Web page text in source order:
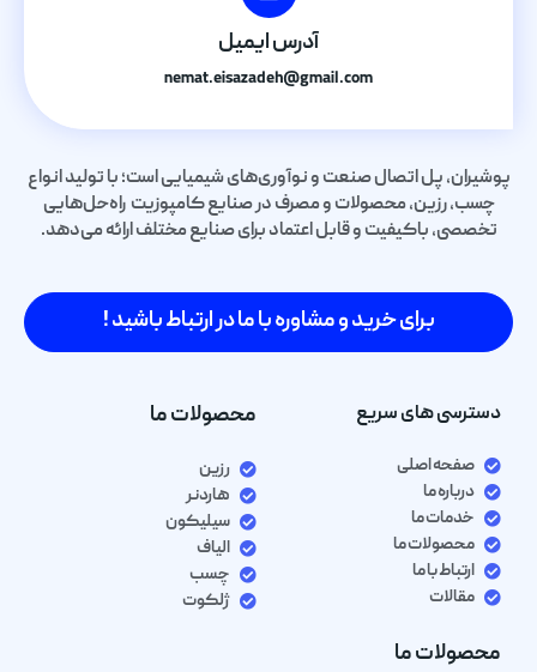
آدرس ایمیل
nemat.eisazadeh@gmail.com
پوشیران، پل اتصال صنعت و نوآوری‌های شیمیایی است؛ با تولید انواع
چسب، رزین، محصولات و مصرف در صنایع کامپوزیت راه‌حل‌هایی
تخصصی، باکیفیت و قابل اعتماد برای صنایع مختلف ارائه می‌دهد.
برای خرید و مشاوره با ما در ارتباط باشید !
دسترسی های سریع
صفحه اصلی
درباره ما
خدمات ما
محصولات ما
ارتباط با ما
مقالات
محصولات ما
رزین
هاردنر
سیلیکون
الیاف
چسب
ژلکوت
محصولات ما